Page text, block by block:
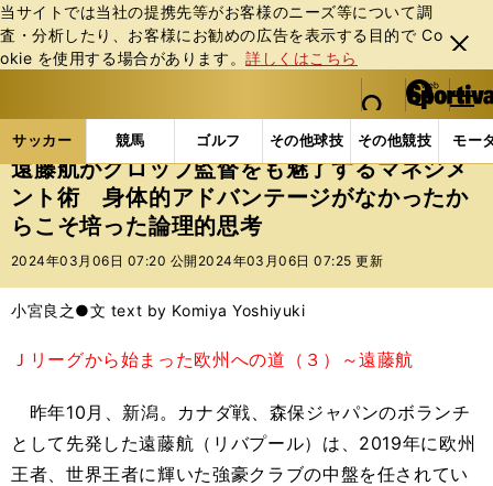
当サイトでは当社の提携先等がお客様のニーズ等について調
査・分析したり、お客様にお勧めの広告を表⽰する⽬的で Co
okie を使⽤する場合があります。詳しくはこちら
閉じ
る
web Sportiva (webスポルティーバ)
検索
マイペ
ー
ジ
メニュ
サッカー 競馬 ゴルフ その他球技 その他競技 モー
ス
ポ
ル
テ
ー
バ
サッカーの記事一覧 Jリーグ他 Jリーグ 遠藤航
遠藤航がクロップ監督をも魅了するマネジメ
ント術 身体的アドバンテージがなかったか
らこそ培った論理的思考
2024年03月06日 07:20 公開 2024年03月06日 07:25 更新
小宮良之●文 text by Komiya Yoshiyuki
Ｊリーグから始まった欧州への道（３）～遠藤航
昨年10月、新潟。カナダ戦、森保ジャパンのボランチ
として先発した遠藤航（リバプール）は、2019年に欧州
王者、世界王者に輝いた強豪クラブの中盤を任されてい